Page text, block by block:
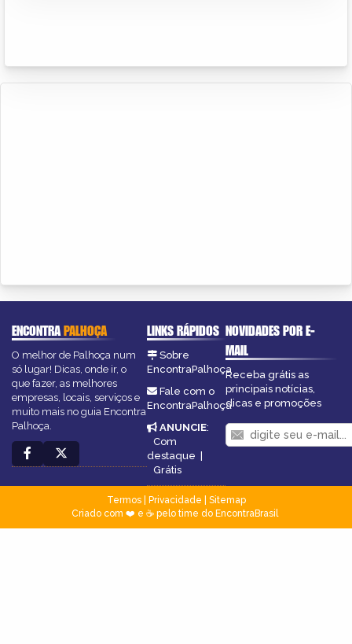
ENCONTRAPALHOÇA
O melhor de Palhoça num
só lugar! Dicas, onde ir, o
que fazer, as melhores
empresas, locais, serviços e
muito mais no guia Encontra
Palhoça.
LINKS RÁPIDOS
Sobre
EncontraPalhoça
Fale com o
EncontraPalhoça
ANUNCIE:
Com
destaque |
Grátis
NOVIDADES POR E-
MAIL
Receba grátis as
principais notícias,
dicas e promoções
Termos| Privacidade
Sitemap
Criado com ❤️ e ☕ pelo time do EncontraBrasil